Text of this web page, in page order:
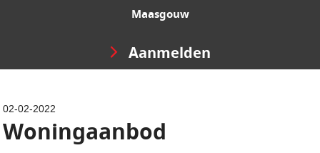
Maasgouw
Aanmelden
02-02-2022
Woningaanbod